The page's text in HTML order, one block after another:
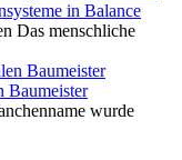
in Balance
Das menschliche
Baumeister
wurde